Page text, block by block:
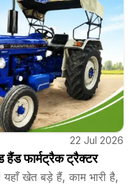
22 Jul 2026
हैंड फार्मट्रैक ट्रैक्टर
खेत बड़े हैं, काम भारी है,